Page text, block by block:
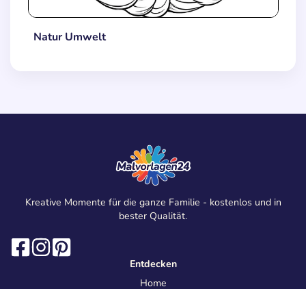
Natur Umwelt
Kreative Momente für die ganze Familie - kostenlos und in
bester Qualität.
Entdecken
Home